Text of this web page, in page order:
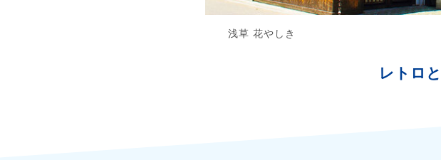
浅草 花やしき
レトロ